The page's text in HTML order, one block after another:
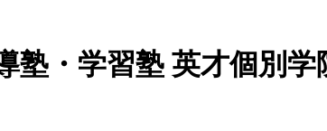
塾・学習塾 英才個別学